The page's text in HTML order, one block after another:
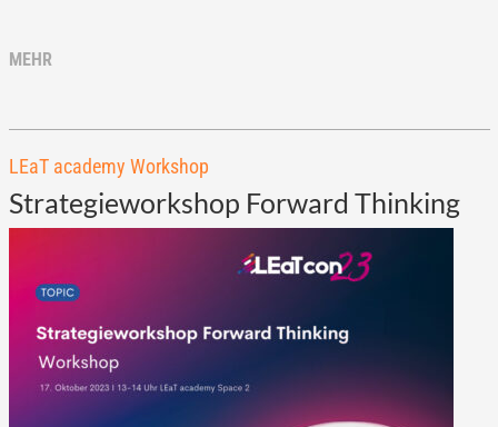
MEHR
LEaT academy Workshop
Strategieworkshop Forward Thinking